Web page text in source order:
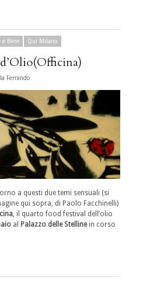
e Bere Qui Milano
Ferrando
a questi due temi sensuali (si
qui sopra, di Paolo Facchinelli)
, il quarto food festival dell’olio
al Palazzo delle Stellinein corso